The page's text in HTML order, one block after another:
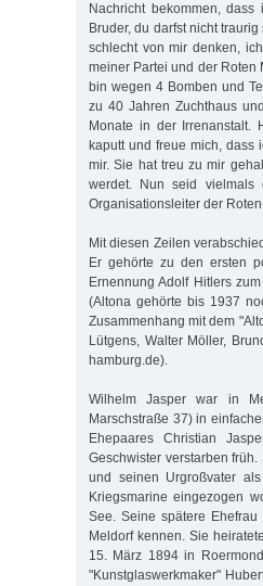
Nachricht bekommen,
Bruder, du darfst nicht
schlecht von mir denken,
meiner Partei und der Roten
bin wegen 4 Bomben und
zu 40 Jahren Zuchthaus
Monate in der Irrenanstalt.
kaputt und freue mich,
mir. Sie hat treu zu mir
werdet. Nun seid vielmals
Organisationsleiter der
Mit diesen Zeilen
Er gehörte zu den ersten
Ernennung Adolf Hitlers
(Altona gehörte bis 1937
Zusammenhang mit dem
Lütgens, Walter Möller,
hamburg.de).
Wilhelm Jasper war in
Marschstraße 37) in
Ehepaares Christian
Geschwister verstarben
und seinen Urgroßvater
Kriegsmarine eingezogen
See. Seine spätere
Meldorf kennen. Sie
15. März 1894 in
"Kunstglaswerkmaker"